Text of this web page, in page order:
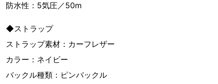
防水性：5気圧／50m
◆ストラップ
ストラップ素材：カーフレザー
カラー：ネイビー
バックル種類：ピンバックル